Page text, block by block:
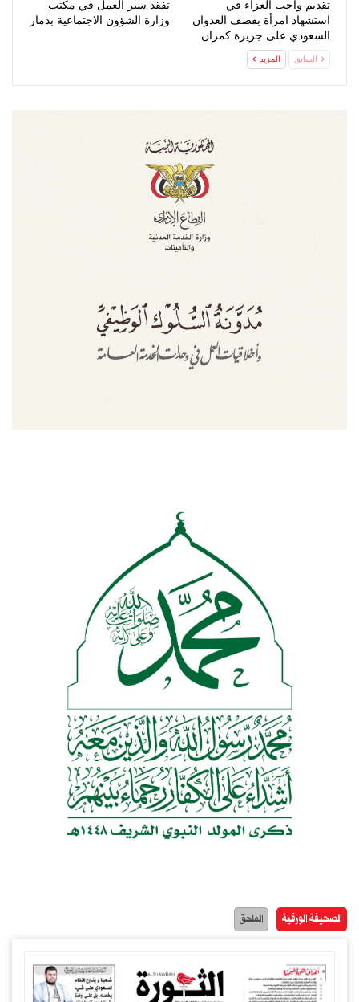
تقديم واجب العزاء في
استشهاد امرأة بقصف العدوان
السعودي على جزيرة كمران
تفقد سير العمل في مكتب
وزارة الشؤون الاجتماعية بذمار
السابق المزيد
الصحيفة الورقية الملحق